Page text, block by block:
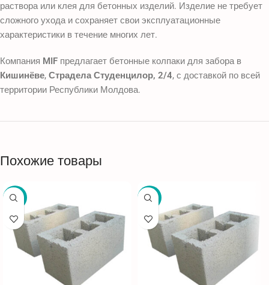
раствора или клея для бетонных изделий. Изделие не требует
сложного ухода и сохраняет свои эксплуатационные
характеристики в течение многих лет.
Компания MIF предлагает бетонные колпаки для забора в
Кишинёве, Страдела Студенцилор, 2/4, с доставкой по всей
территории Республики Молдова.
Похожие товары
-36% -11%